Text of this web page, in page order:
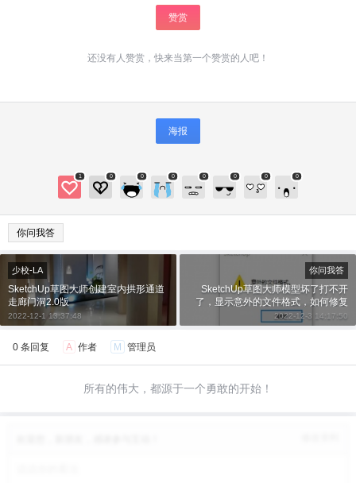
赞赏
还没有人赞赏，快来当第一个赞赏的人吧！
海报
1 0 0 0 0 0 0 0
你问我答
微信支付
少校-LA
SketchUp草图大师创建室内拱形通道
走廊门洞2.0版
2022-12-1 13:37:48
你问我答
SketchUp草图大师模型坏了打不开
了，显示意外的文件格式，如何修复
打开？
2022-12-3 14:17:50
0 条回复 A 作者 M 管理员
所有的伟大，都源于一个勇敢的开始！
您没有权限发布内容，请购买会员或者提升权
6位以上